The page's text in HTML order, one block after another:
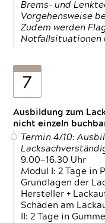
Brems- und
Vorgehensweise
Zudem werden
Notfallsituationen
7
Ausbildung zum
nicht einzeln
Termin 4/10:
9.00—16.30 Uhr
Modul I: 2 Tage in
Grundlagen der
Hersteller +
Schäden am
II: 2 Tage in